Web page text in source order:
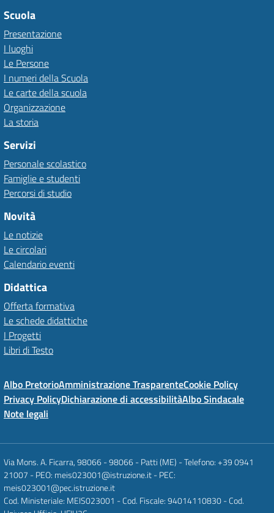
Scuola
Presentazione
I luoghi
Le Persone
I numeri della Scuola
Le carte della scuola
Organizzazione
La storia
Servizi
Personale scolastico
Famiglie e studenti
Percorsi di studio
Novità
Le notizie
Le circolari
Calendario eventi
Didattica
Offerta formativa
Le schede didattiche
I Progetti
Libri di Testo
Albo PretorioAmministrazione TrasparenteCookie Policy
Privacy PolicyDichiarazione di accessibilitàAlbo Sindacale
Note legali
Via Mons. A. Ficarra, 98066 - 98066 - Patti (ME) - Telefono: +39 0941
21007 - PEO: meis023001@istruzione.it - PEC:
meis023001@pec.istruzione.it
Cod. Ministeriale: MEIS023001 - Cod. Fiscale: 94014110830 - Cod.